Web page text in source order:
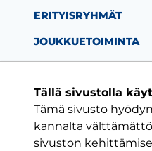
Tällä sivustolla
Tämä sivusto
kannalta
sivuston
ERITYISRYHMÄT
JOUKKUETOIMINTA